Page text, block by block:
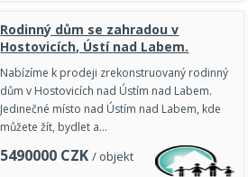
Rodinný dům se zahradou v
Hostovicích, Ústí nad Labem.
Nabízíme k prodeji zrekonstruovaný rodinný
dům v Hostovicích nad Ústím nad Labem.
Jedinečné místo nad Ústím nad Labem, kde
můžete žít, bydlet a…
5490000 CZK / objekt